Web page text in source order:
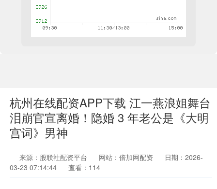
杭州在线配资APP下载 江一燕浪姐舞台
泪崩官宣离婚！隐婚 3 年老公是《大明
宫词》男神
来源：股联社配资平台 网站：倍加网配资
日期：2026-
03-23 07:14:44
查看：114